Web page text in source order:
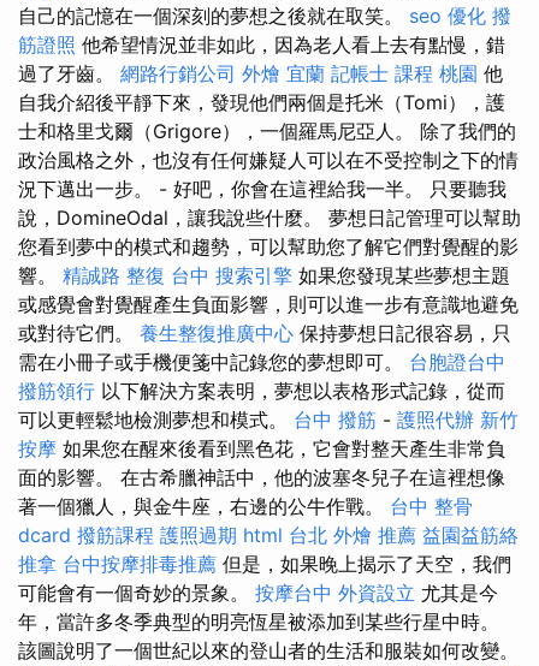
自己的記憶在一個深刻的夢想之後就在取笑。 seo 優化 撥
筋證照 他希望情況並非如此，因為老人看上去有點慢，錯
過了牙齒。 網路行銷公司 外燴 宜蘭 記帳士 課程 桃園 他
自我介紹後平靜下來，發現他們兩個是托米（Tomi），護
士和格里戈爾（Grigore），一個羅馬尼亞人。 除了我們的
政治風格之外，也沒有任何嫌疑人可以在不受控制之下的情
況下邁出一步。 - 好吧，你會在這裡給我一半。 只要聽我
說，DomineOdal，讓我說些什麼。 夢想日記管理可以幫助
您看到夢中的模式和趨勢，可以幫助您了解它們對覺醒的影
響。 精誠路 整復 台中 搜索引擎 如果您發現某些夢想主題
或感覺會對覺醒產生負面影響，則可以進一步有意識地避免
或對待它們。 養生整復推廣中心 保持夢想日記很容易，只
需在小冊子或手機便箋中記錄您的夢想即可。 台胞證台中
撥筋領行 以下解決方案表明，夢想以表格形式記錄，從而
可以更輕鬆地檢測夢想和模式。 台中 撥筋 - 護照代辦 新竹
按摩 如果您在醒來後看到黑色花，它會對整天產生非常負
面的影響。 在古希臘神話中，他的波塞冬兒子在這裡想像
著一個獵人，與金牛座，右邊的公牛作戰。 台中 整骨
dcard 撥筋課程 護照過期 html 台北 外燴 推薦 益園益筋絡
推拿 台中按摩排毒推薦 但是，如果晚上揭示了天空，我們
可能會有一個奇妙的景象。 按摩台中 外資設立 尤其是今
年，當許多冬季典型的明亮恆星被添加到某些行星中時。
該圖說明了一個世紀以來的登山者的生活和服裝如何改變。